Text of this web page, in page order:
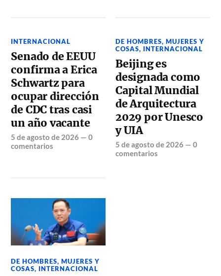
INTERNACIONAL
Senado de EEUU
confirma a Erica
Schwartz para
ocupar dirección
de CDC tras casi
un año vacante
5 de agosto de 2026 —0
comentarios
DE HOMBRES, MUJERES Y
COSAS, INTERNACIONAL
Beijing es
designada como
Capital Mundial
de Arquitectura
2029 por Unesco
y UIA
5 de agosto de 2026 —0
comentarios
DE HOMBRES, MUJERES Y
COSAS, INTERNACIONAL